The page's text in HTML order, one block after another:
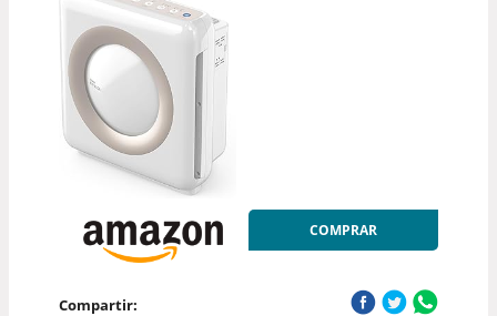
COMPRAR
Compartir: